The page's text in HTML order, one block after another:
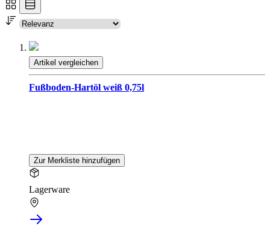
Artikel vergleichen
Fußboden-Hartöl weiß 0,75l
Zur Merkliste hinzufügen
Lagerware